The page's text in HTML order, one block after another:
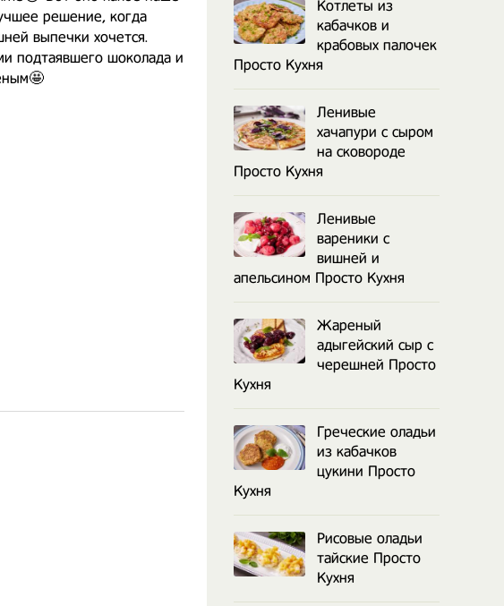
решение, когда
выпечки хочется.
подтаявшего шоколада и
Котлеты из
кабачков и
крабовых палочек
Просто Кухня
Ленивые
хачапури с сыром
на сковороде
Просто Кухня
Ленивые
вареники с
вишней и
апельсином Просто Кухня
Жареный
адыгейский сыр с
черешней Просто
Кухня
Греческие оладьи
из кабачков
цукини Просто
Кухня
Рисовые оладьи
тайские Просто
Кухня